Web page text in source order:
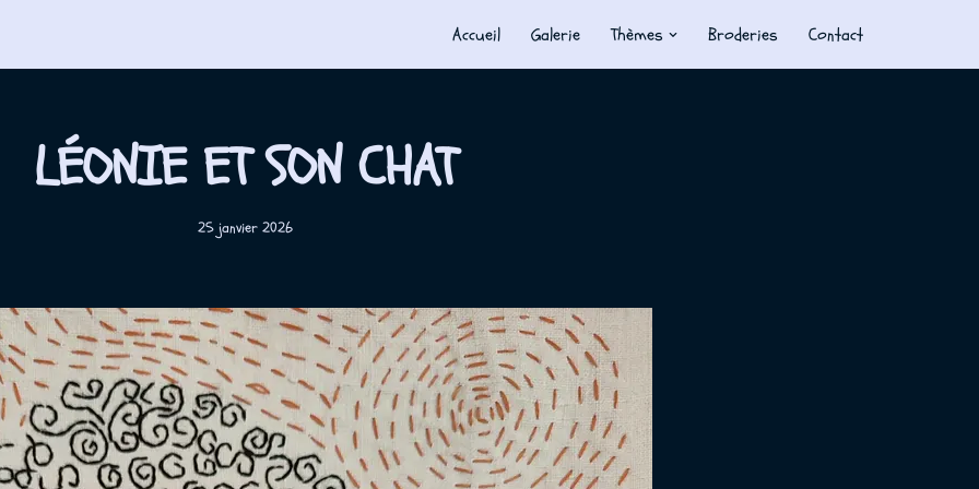
Accueil Galerie Thèmes Broderies Contact
LÉONIE ET SON CHAT
25 janvier 2026